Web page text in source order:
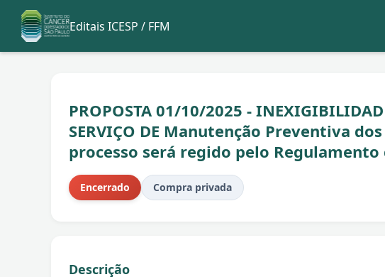
Editais ICESP / FFM
PROPOSTA 01/10/2025 -
SERVIÇO DE Manutenção Preventiva
processo será regido pelo Regulamento
Encerrado Compra privada
Descrição